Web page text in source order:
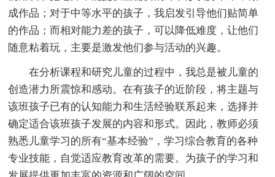
成作品；对于中等水平的孩子，我启发引导他们贴简单
的作品；而相对能力差的孩子，可以降低难度，让他们
随意粘着玩，主要是激发他们参与活动的兴趣。
在分析课程和研究儿童的过程中，我总是被儿童的
创造潜力所震惊和感动。在有孩子的近阶段，将主题与
该班孩子已有的认知能力和生活经验联系起来，选择并
确定适合该班孩子发展的内容和形式。因此，教师必须
熟悉儿童学习的所有“基本经验”，学习综合教育的各种
专业技能，自觉适应教育改革的需要。为孩子的学习和